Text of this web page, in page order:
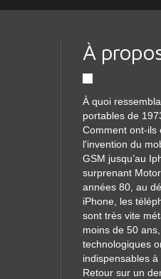
À
À quoi
portables de
Comment ont-ils
l'invention du
GSM jusqu’au
surprenant
années 80, au
iPhone, les
sont très vite
moins de 50
technologiques
indispensables
Retour sur un